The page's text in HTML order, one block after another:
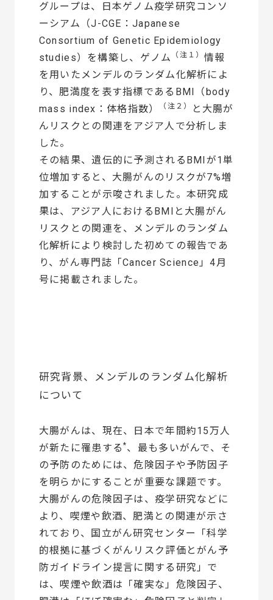
グループは、日本ゲノム疫学研究コンソ
ーシアム（J-CGE：Japanese
Consortium of Genetic Epidemiology
studies）を構築し、ゲノム
（注１） 情報
を用いたメンデルのランダム化解析によ
り、肥満度を表す指標であるBMI（body
mass index：体格指数）
（注２）
と大腸が
んリスクとの関連をアジア人で分析しま
した。
その結果、遺伝的に予測されるBMIが1単
位増加すると、大腸がんのリスクが7%増
加することが示唆されました。本研究成
果は、アジア人におけるBMIと大腸がん
リスクとの関連を、メンデルのランダム
化解析により検討した初めての報告であ
り、がん専門誌「Cancer Science」4月
号に掲載されました。
研究背景、メンデルのランダム化解析
について
大腸がんは、現在、日本で年間約15万人
が新たに罹患する*、最も多いがんで、そ
の予防のためには、危険因子や予防因子
を明らかにすることが重要な課題です。
大腸がんの危険因子は、疫学研究などに
より、喫煙や飲酒、肥満との関連が示さ
れており、国立がん研究センター「科学
的根拠に基づくがんリスク評価とがん予
防ガイドライン提言に関する研究」で
は、喫煙や飲酒は「確実な」危険因子、